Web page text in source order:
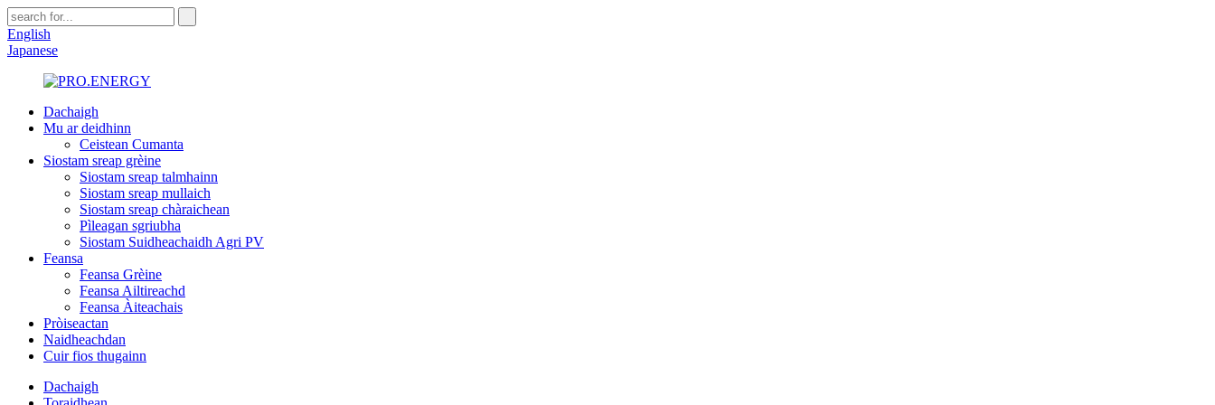
English
Japanese
Dachaigh
Mu ar deidhinn
Ceistean Cumanta
Siostam sreap grèine
Siostam sreap talmhainn
Siostam sreap mullaich
Siostam sreap chàraichean
Pìleagan sgriubha
Siostam Suidheachaidh Agri PV
Feansa
Feansa Grèine
Feansa Ailtireachd
Feansa Àiteachais
Pròiseactan
Naidheachdan
Cuir fios thugainn
Dachaigh